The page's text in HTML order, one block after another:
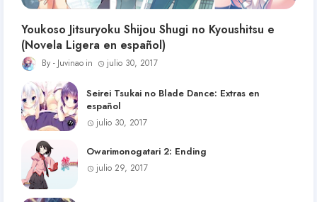
Youkoso Jitsuryoku Shijou Shugi no Kyoushitsu e
(Novela Ligera en español)
Juvinao julio 30, 2017
Seirei Tsukai no Blade Dance: Extras en
español
julio 30, 2017
Owarimonogatari 2: Ending
julio 29, 2017